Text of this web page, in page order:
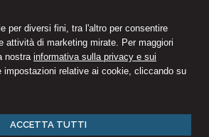
per diversi fini, tra l'altro per consentire
attività di marketing mirate. Per maggiori
nostra informativa sulla privacy e sui
impostazioni relative ai cookie, cliccando su
ACCETTA TUTTI